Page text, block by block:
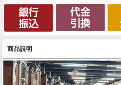
商品説明